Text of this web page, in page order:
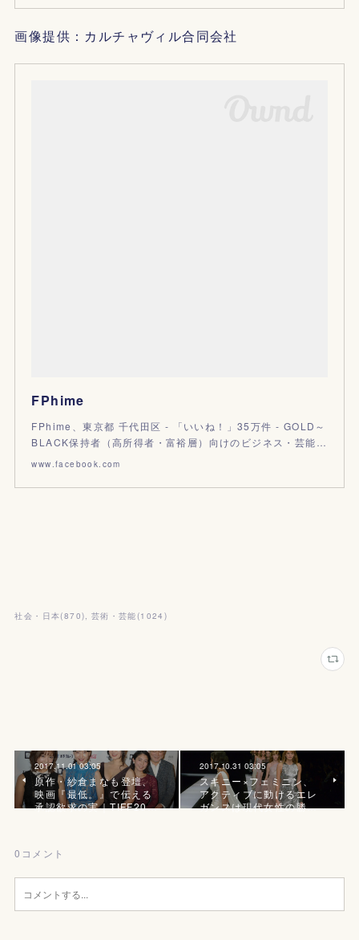
画像提供：カルチャヴィル合同会社
FPhime
FPhime、東京都 千代田区 - 「いいね！」35万件 - GOLD～
BLACK保持者（高所得者・富裕層）向けのビジネス・芸能…
www.facebook.com
社会・日本(870) 芸術・芸能 (1024 )
2017.11.01 03:05
原作・紗倉まなも登壇、
映画『最低。』で伝える
承認欲求の実｜TIFF20…
2017.10.31 03:05
スキニー×フェミニン、
アクティブに動けるエレ
ガンスは現代女性の勝…
0 コメント